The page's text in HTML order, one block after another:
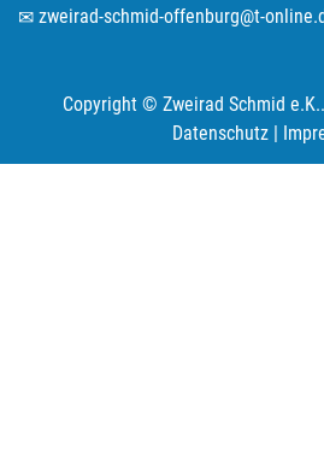
zweirad-schmid-offenburg@t-
Copyright © Zweirad Schmid
Datenschutz|